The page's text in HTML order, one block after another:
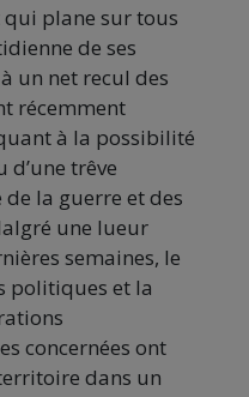
plane sur tous
de ses
un net recul des
récemment
à la possibilité
d’une trêve
de la guerre et des
une lueur
semaines, le
politiques et la
concernées ont
dans un